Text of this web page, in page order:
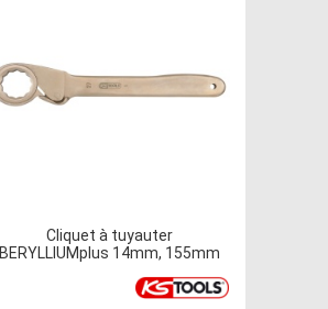
Cliquet à tuyauter
BERYLLIUMplus 14mm, 155mm